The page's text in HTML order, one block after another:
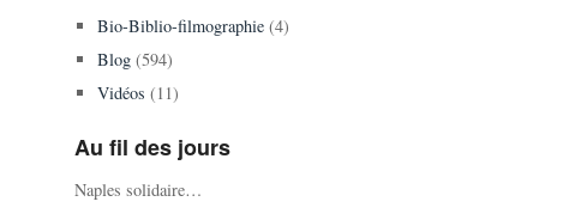
Bio-Biblio-filmographie(4)
Blog(594)
Vidéos (11)
Au fil des jours
Naples solidaire…